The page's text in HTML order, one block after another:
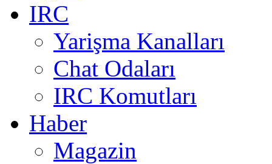
IRC
Yarişma Kanalları
Chat Odaları
IRC Komutları
Haber
Magazin